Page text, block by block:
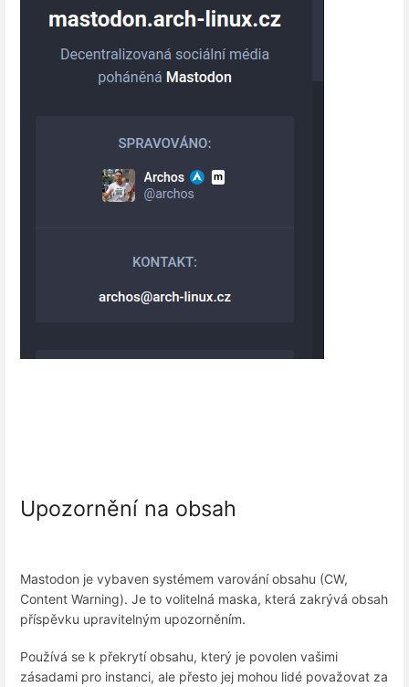
Upozornění na obsah
Mastodon je vybaven systémem varování obsahu (CW,
Content Warning). Je to volitelná maska, která zakrývá obsah
příspěvku upravitelným upozorněním.
Používá se k překrytí obsahu, který je povolen vašimi
zásadami pro instanci, ale přesto jej mohou lidé považovat za